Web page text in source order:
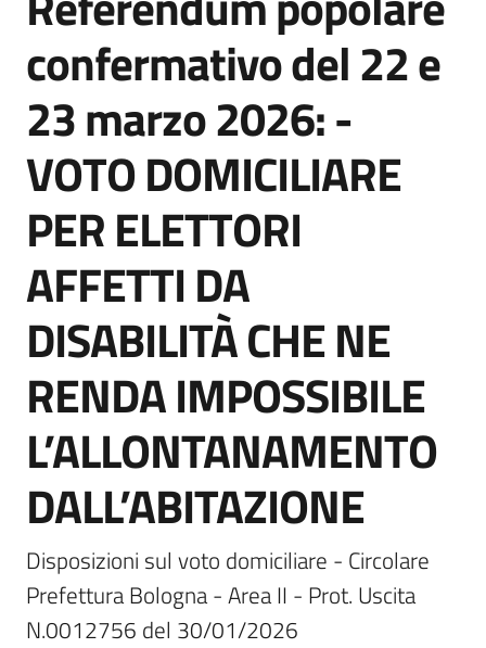
Servizi
Vivere
Dozza
Servizi
on-
line
Tutti
gli
argomenti
Seguici
su
confermativo del 22 e
23 marzo 2026: -
VOTO DOMICILIARE
PER ELETTORI
AFFETTI DA
DISABILITÀ CHE NE
RENDA IMPOSSIBILE
L’ALLONTANAMENTO
DALL’ABITAZIONE
Disposizioni sul voto domiciliare - Circolare
Prefettura Bologna - Area II - Prot. Uscita
N.0012756 del 30/01/2026